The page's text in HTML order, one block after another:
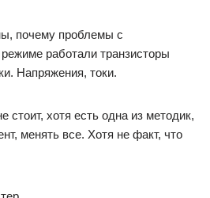
почему проблемы с
работали транзисторы
Напряжения, токи.
стоит, хотя есть одна из методик,
менять все. Хотя не факт, что